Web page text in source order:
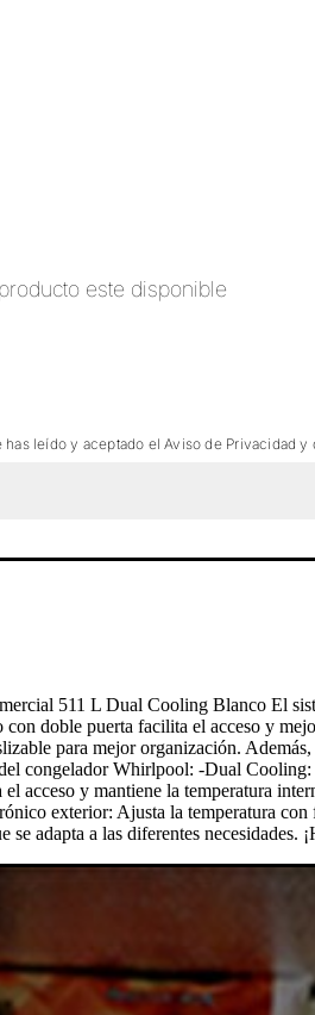
este disponible
has leído y aceptado el Aviso de Privacidad
511 L Dual Cooling Blanco El
con doble puerta facilita el acceso y
para mejor organización.
congelador Whirlpool: -Dual
acceso y mantiene la temperatura
exterior: Ajusta la temperatura
se adapta a las diferentes necesidades.